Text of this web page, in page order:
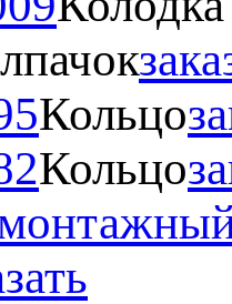
Кольцо
Кольцо